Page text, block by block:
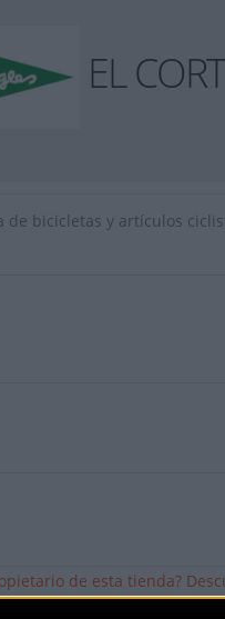
EL
de bicicletas y artículos
de esta tienda?